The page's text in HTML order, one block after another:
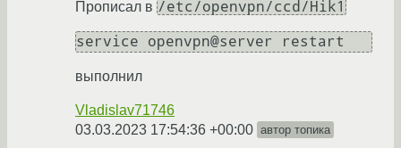
Прописал в /etc/openvpn/ccd/Hik1
выполнил
Vladislav71746
03.03.2023 17:54:36 +00:00 автор топика